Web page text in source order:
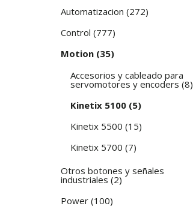
Automatizacion (272)
Control (777)
Motion (35)
Accesorios y cableado para
servomotores y encoders (8)
Kinetix 5100 (5)
Kinetix 5500 (15)
Kinetix 5700 (7)
Otros botones y señales
industriales (2)
Power (100)